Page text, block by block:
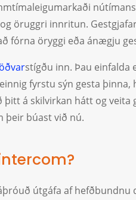
öruggri innritun.
fórna öryggi eða ánægju
stígðu inn. Þau einfalda
fyrstu sýn gesta þinna,
á skilvirkan hátt og veita
þeir búast við nú.
útgáfa af hefðbundnu